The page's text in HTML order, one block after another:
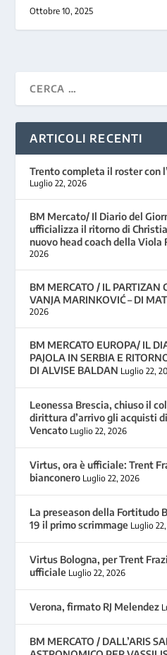
Ottobre 10, 2025
ARTICOLI RECENTI
Trento completa il roster con
Luglio 22, 2026
BM Mercato/ Il Diario del
ufficializza il ritorno di
nuovo head coach della Viola
2026
BM MERCATO / IL PARTIZAN
VANJA MARINKOVIĆ – DI
2026
BM MERCATO EUROPA/ IL
PAJOLA IN SERBIA E
DI ALVISE BALDAN Luglio 22,
Leonessa Brescia, chiuso il
dirittura d’arrivo gli acquisti
Vencato Luglio 22, 2026
Virtus, ora è ufficiale: Trent
bianconero Luglio 22, 2026
La preseason della Fortitudo
19 il primo scrimmage Luglio
Virtus Bologna, per Trent
ufficiale Luglio 22, 2026
Verona, firmato RJ Melendez
BM MERCATO / DALL’ARIS